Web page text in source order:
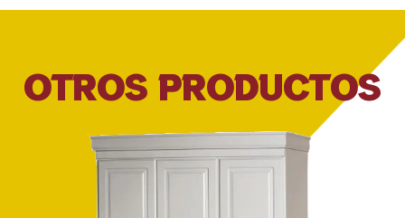
OTROS PRODUCTOS